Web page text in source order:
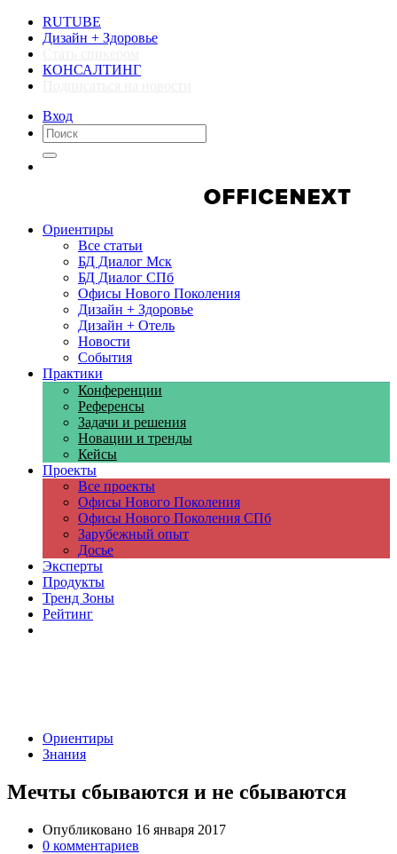
RUTUBE
Дизайн + Здоровье
КОНСАЛТИНГ
Вход
Ориентиры
Все статьи
БД Диалог Мск
БД Диалог СПб
Офисы Нового Поколения
Дизайн + Здоровье
Дизайн + Отель
Новости
События
Практики
Конференции
Референсы
Задачи и решения
Новации и тренды
Кейсы
Проекты
Все проекты
Офисы Нового Поколения
Офисы Нового Поколения СПб
Зарубежный опыт
Досье
Эксперты
Продукты
Тренд Зоны
Рейтинг
Ориентиры
Знания
Мечты сбываются и не сбываются
Опубликовано 16 января 2017
0 комментариев